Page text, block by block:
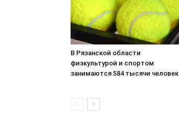
В Рязанской области
физкультурой и спортом
занимаются 584 тысячи человек